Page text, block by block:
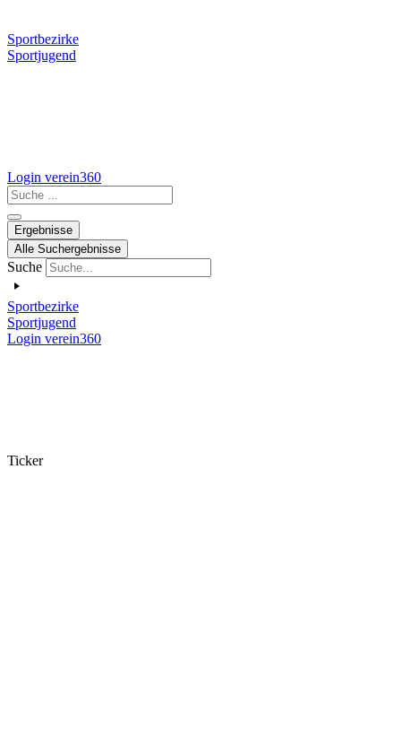
Sportbezirke
Sportjugend
Login verein360
Search
...
Ergebnisse
Alle Suchergebnisse
Suche
Sportbezirke
Sportjugend
Login verein360
Ticker